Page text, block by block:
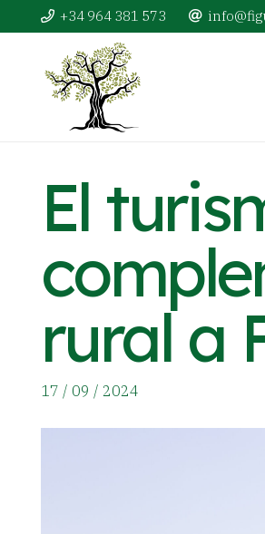
+34 964 381 573
El
rural a
17 / 09 / 2024